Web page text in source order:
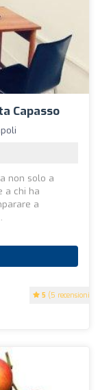
Capasso
5 (5 recensioni)
non solo a
a chi ha
a